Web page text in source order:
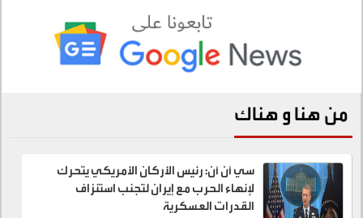
من هنا و هناك
سي أن أن: رئيس الأركان الأمريكي يتحرك
لإنهاء الحرب مع إيران لتجنب استنزاف
القدرات العسكرية